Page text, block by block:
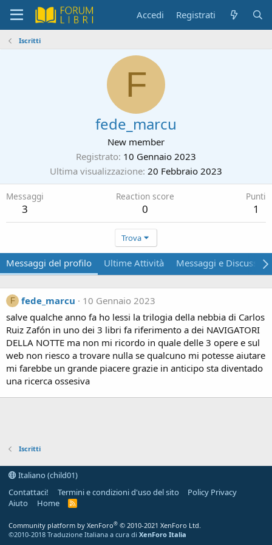
Accedi Registrati
Iscritti
F
fede_marcu
New member
Registrato 10 Gennaio 2023
Ultima visualizzazione 20 Febbraio 2023
Messaggi
3
Reaction score
0
Punti
1
Trova
Messaggi del profilo Ultime Attività Messaggi e
F fede_marcu
10 Gennaio 2023
salve qualche anno fa ho lessi la trilogia della nebbia di Carlos
Ruiz Zafón in uno dei 3 libri fa riferimento a dei NAVIGATORI
DELLA NOTTE ma non mi ricordo in quale delle 3 opere e sul
web non riesco a trovare nulla se qualcuno mi potesse aiutare
mi farebbe un grande piacere grazie in anticipo sta diventado
una ricerca ossesiva
Iscritti
Italiano (child01)
Contattaci!
Termini e condizioni d'uso del sito
Policy Privacy
Aiuto
Home
R
Community platform by XenForo® © 2010-2021 XenForo Ltd.
©2010-2018 Traduzione Italiana a cura di XenForo Italia